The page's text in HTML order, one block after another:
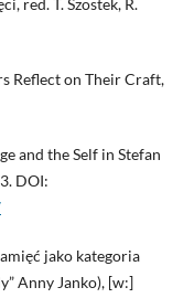
red. T. Szostek, R.
Reflect on Their Craft,
and the Self in Stefan
DOI:
jako kategoria
Anny Janko), [w:]